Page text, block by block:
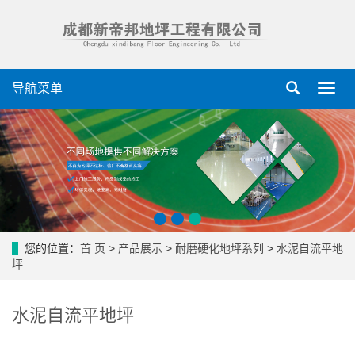
导
菜
单
导航菜单
您的位置： 首 页 > 产品展示 > 耐磨硬化地坪系列 > 水泥自流平地
坪
水泥自流平地坪